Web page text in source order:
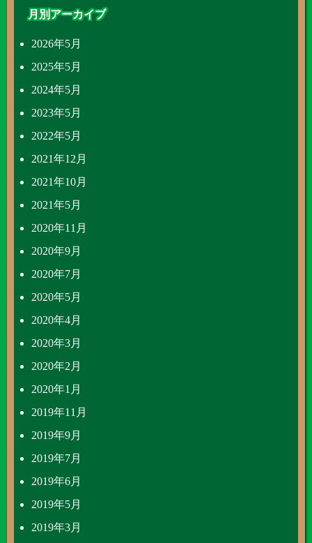
月別アーカイブ
2026年5月
2025年5月
2024年5月
2023年5月
2022年5月
2021年12月
2021年10月
2021年5月
2020年11月
2020年9月
2020年7月
2020年5月
2020年4月
2020年3月
2020年2月
2020年1月
2019年11月
2019年9月
2019年7月
2019年6月
2019年5月
2019年3月